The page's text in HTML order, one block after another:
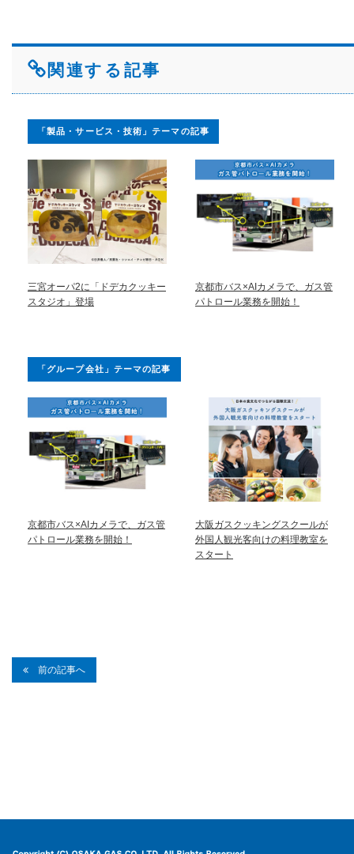
関連する記事
「製品・サービス・技術」テーマの記事
三宮オーパ2に「ドデカクッキー
スタジオ」登場
京都市バス×AIカメラで、ガス管
パトロール業務を開始！
「グループ会社」テーマの記事
京都市バス×AIカメラで、ガス管
パトロール業務を開始！
大阪ガスクッキングスクールが
外国人観光客向けの料理教室を
スタート
前の記事へ